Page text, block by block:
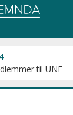
til UNE